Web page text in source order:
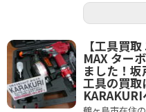
【工具買
MAX ター
ました！
工具の買取
KARAKURI